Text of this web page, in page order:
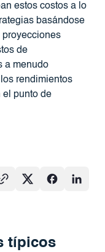
estos costos a lo
basándose
de
a menudo
rendimientos
el punto de
típicos